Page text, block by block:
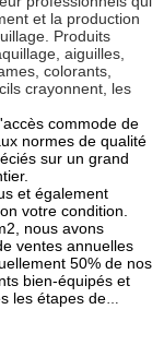
et la production
Produits
aiguilles,
colorants,
crayonnent, les
commode de
normes de qualité
sur un grand
et également
votre condition.
nous avons
ventes annuelles
50% de nos
bien-équipés et
les étapes de